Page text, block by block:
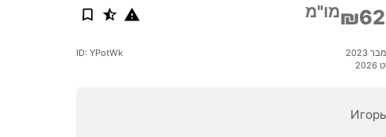
מו"מ
ID: YPotWk
Игорь